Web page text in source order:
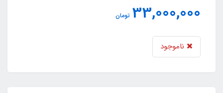
33,000,000 تومان
ناموجود